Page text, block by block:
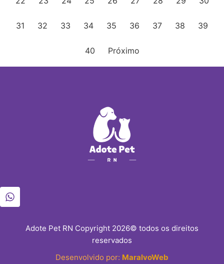
31 32 33 34 35 36 37 38 39
40 Próximo
Adote Pet RN Copyright 2026© todos os direitos
reservados
Desenvolvido por: MaralvoWeb